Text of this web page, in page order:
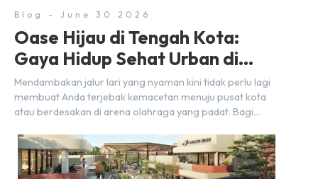
Blog - June 30 2026
Oase Hijau di Tengah Kota:
Gaya Hidup Sehat Urban di
BSD City
Mendambakan jalur lari yang nyaman kini tidak perlu lagi
membuat Anda terjebak kemacetan menuju pusat kota
atau berdesakan di arena olahraga yang padat. Bagi
langsung di lingkungan sekitar yang rindang, estetik, dan
menenangkan. Sebagai kawasan township terpadu, BSD
City terus bertransformasi menjadi area hunian modern